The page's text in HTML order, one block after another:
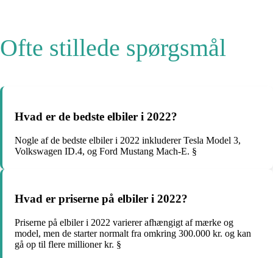
Ofte stillede spørgsmål
Hvad er de bedste elbiler i 2022?
Nogle af de bedste elbiler i 2022 inkluderer Tesla Model 3,
Volkswagen ID.4, og Ford Mustang Mach-E. §
Hvad er priserne på elbiler i 2022?
Priserne på elbiler i 2022 varierer afhængigt af mærke og
model, men de starter normalt fra omkring 300.000 kr. og kan
gå op til flere millioner kr. §